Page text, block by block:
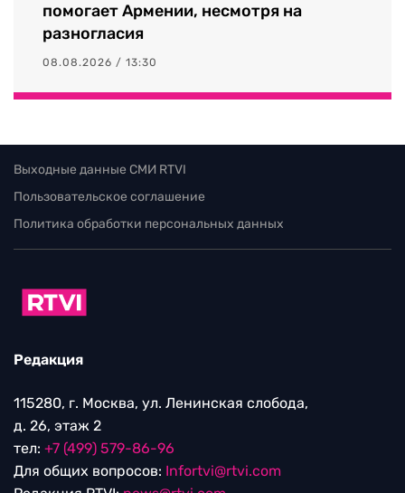
помогает Армении, несмотря на
разногласия
08.08.2026 / 13:30
Выходные данные СМИ RTVI
Пользовательское соглашение
Политика обработки персональных данных
Редакция
115280, г. Москва, ул. Ленинская слобода,
д. 26, этаж 2
тел: +7 (499) 579-86-96
Для общих вопросов: Infortvi@rtvi.com